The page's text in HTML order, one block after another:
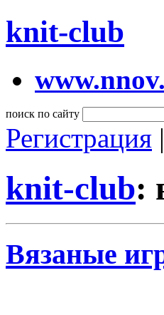
knit-club
поиск по сайту
Регистрация |
knit-club:
Вязаные